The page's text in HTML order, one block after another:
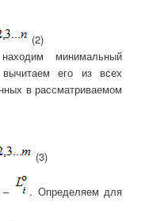
(2)
минимальный
его из всех
в рассматриваемом
(3)
– . Определяем для